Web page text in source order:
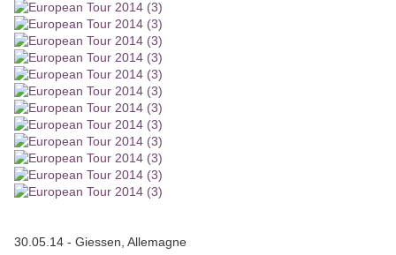
30.05.14 - Giessen, Allemagne